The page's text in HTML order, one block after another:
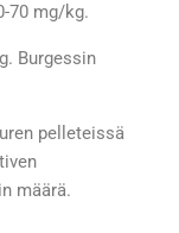
70 mg/kg.
Burgessin
pelleteissä
määrä.